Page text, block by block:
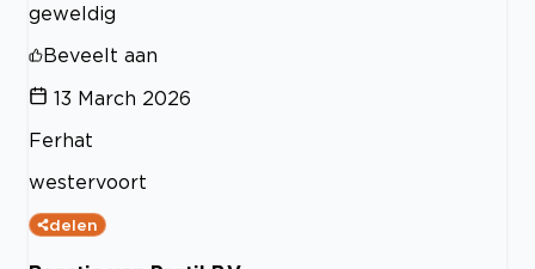
geweldig
Beveelt aan
13 March 2026
Ferhat
westervoort
delen